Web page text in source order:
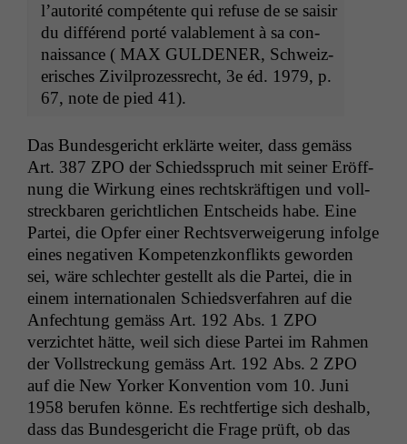
l’au­torité com­pé­tente qui refuse de se saisir
du dif­férend porté val­able­ment à sa con­
nais­sance ( MAX GULDENER, Schweiz­
erisches Zivil­prozess­recht, 3e éd. 1979, p.
67, note de pied 41).
Das Bun­des­gericht erk­lärte weit­er, dass gemäss
Art. 387 ZPO der Schiedsspruch mit sein­er Eröff­
nung die Wirkung eines recht­skräfti­gen und voll­
streck­baren gerichtlichen Entschei­ds habe. Eine
Partei, die Opfer ein­er Rechtsver­weigerung infolge
eines neg­a­tiv­en Kom­pe­ten­zkon­flik­ts gewor­den
sei, wäre schlechter gestellt als die Partei, die in
einem inter­na­tionalen Schiedsver­fahren auf die
Anfech­tung gemäss Art. 192 Abs. 1 ZPO
verzichtet hätte, weil sich diese Partei im Rah­men
der Voll­streck­ung gemäss Art. 192 Abs. 2 ZPO
auf die New York­er Kon­ven­tion vom 10. Juni
1958 berufen könne. Es recht­fer­tige sich deshalb,
dass das Bun­des­gericht die Frage prüft, ob das